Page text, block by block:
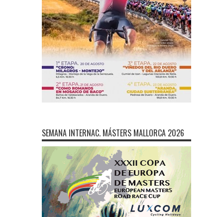
SEMANA INTERNAC. MÁSTERS MALLORCA 2026